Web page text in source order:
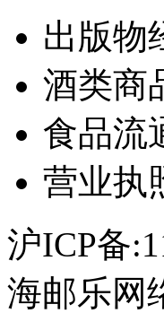
出版物
酒类商
食品流
营业执
沪ICP备
海邮乐网